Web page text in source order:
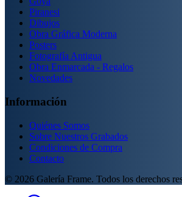
Piranesi
Dibujos
Obra Gráfica Moderna
Posters
Fotografía Antigua
Obra Enmarcada - Regalos
Novedades
Información
Quiénes Somos
Sobre Nuestros Grabados
Condiciones de Compra
Contacto
© 2026 Galería Frame. Todos los derechos